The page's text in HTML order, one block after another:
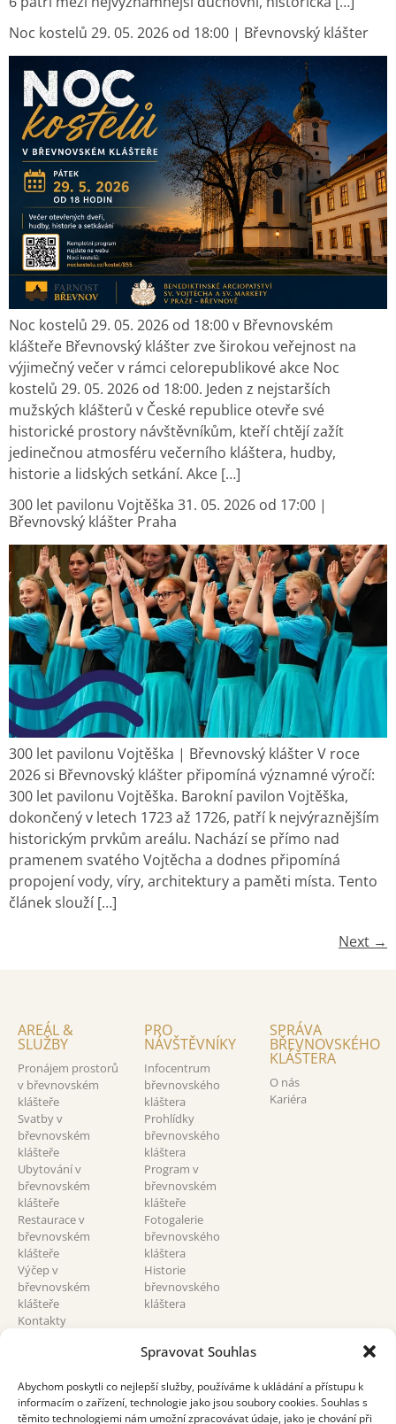
Spravovat Souhlas
Abychom poskytli co nejlepší služby, používáme k ukládání a přístupu k
informacím o zařízení, technologie jako jsou soubory cookies. Souhlas s
těmito technologiemi nám umožní zpracovávat údaje, jako je chování při
Noc kostelů 29. 05. 2026 od 18:00 | Břevnovský klášter
Noc kostelů 29. 05. 2026 od 18:00 v Břevnovském
klášteře Břevnovský klášter zve širokou veřejnost na
výjimečný večer v rámci celorepublikové akce Noc
kostelů 29. 05. 2026 od 18:00. Jeden z nejstarších
mužských klášterů v České republice otevře své
historické prostory návštěvníkům, kteří chtějí zažít
jedinečnou atmosféru večerního kláštera, hudby,
historie a lidských setkání. Akce […]
300 let pavilonu Vojtěška 31. 05. 2026 od 17:00 |
Břevnovský klášter Praha
300 let pavilonu Vojtěška | Břevnovský klášter V roce
2026 si Břevnovský klášter připomíná významné výročí:
300 let pavilonu Vojtěška. Barokní pavilon Vojtěška,
dokončený v letech 1723 až 1726, patří k nejvýraznějším
historickým prvkům areálu. Nachází se přímo nad
pramenem svatého Vojtěcha a dodnes připomíná
propojení vody, víry, architektury a paměti místa. Tento
článek slouží […]
Next →
AREÁL &
SLUŽBY
Pronájem prostorů
v břevnovském
klášteře
Svatby v
břevnovském
klášteře
Ubytování v
břevnovském
klášteře
Restaurace v
břevnovském
klášteře
Výčep v
břevnovském
klášteře
Kontakty
PRO
NÁVŠTĚVNÍKY
Infocentrum
břevnovského
kláštera
Prohlídky
břevnovského
kláštera
Program v
břevnovském
klášteře
Fotogalerie
břevnovského
kláštera
Historie
břevnovského
kláštera
SPRÁVA
BŘEVNOVSKÉHO
KLÁŠTERA
O nás
Kariéra